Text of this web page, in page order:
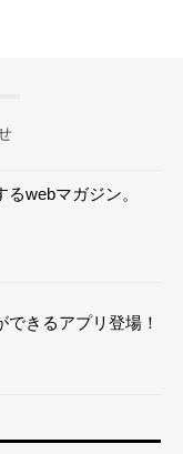
るwebマガジン。
きるアプリ登場！